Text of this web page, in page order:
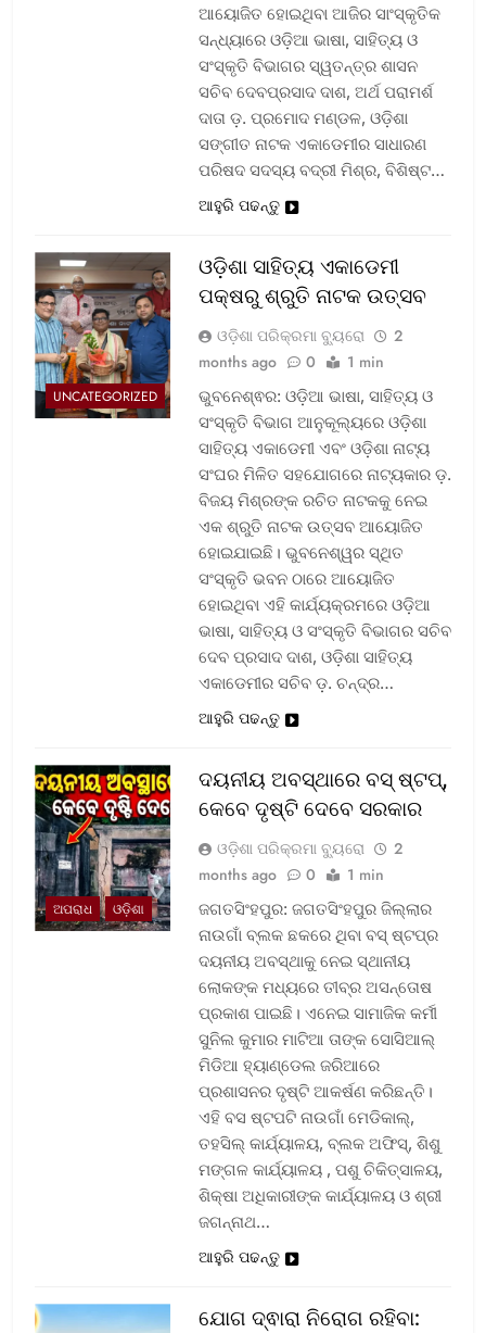
ଆୟୋଜିତ ହୋଇଥିବା ଆଜିର ସାଂସ୍କୃତିକ
ସନ୍ଧ୍ୟାରେ ଓଡ଼ିଆ ଭାଷା, ସାହିତ୍ୟ ଓ
ସଂସ୍କୃତି ବିଭାଗର ସ୍ୱତନ୍ତ୍ର ଶାସନ
ସଚିବ ଦେବପ୍ରସାଦ ଦାଶ, ଅର୍ଥ ପରାମର୍ଶ
ଦାତା ଡ଼. ପ୍ରମୋଦ ମଣ୍ଡଳ, ଓଡ଼ିଶା
ସଙ୍ଗୀତ ନାଟକ ଏକାଡେମୀର ସାଧାରଣ
ପରିଷଦ ସଦସ୍ୟ ବଦ୍ରୀ ମିଶ୍ର, ବିଶିଷ୍ଟ…
ଆହୁରି ପଢନ୍ତୁ
UNCATEGORIZED
ଓଡ଼ିଶା ସାହିତ୍ୟ ଏକାଡେମୀ
ପକ୍ଷରୁ ଶ୍ରୁତି ନାଟକ ଉତ୍ସବ
ଓଡ଼ିଶା ପରିକ୍ରମା ବ୍ୟୁରୋ
2
months ago
0 1 min
ଭୁବନେଶ୍ଵର: ଓଡ଼ିଆ ଭାଷା, ସାହିତ୍ୟ ଓ
ସଂସ୍କୃତି ବିଭାଗ ଆନୁକୂଲ୍ୟରେ ଓଡ଼ିଶା
ସାହିତ୍ୟ ଏକାଡେମୀ ଏବଂ ଓଡ଼ିଶା ନାଟ୍ୟ
ସଂଘର ମିଳିତ ସହଯୋଗରେ ନାଟ୍ୟକାର ଡ଼.
ବିଜୟ ମିଶ୍ରଙ୍କ ରଚିତ ନାଟକକୁ ନେଇ
ଏକ ଶ୍ରୁତି ନାଟକ ଉତ୍ସବ ଆୟୋଜିତ
ହୋଇଯାଇଛି। ଭୁବନେଶ୍ୱର ସ୍ଥିତ
ସଂସ୍କୃତି ଭବନ ଠାରେ ଆୟୋଜିତ
ହୋଇଥିବା ଏହି କାର୍ଯ୍ୟକ୍ରମରେ ଓଡ଼ିଆ
ଭାଷା, ସାହିତ୍ୟ ଓ ସଂସ୍କୃତି ବିଭାଗର ସଚିବ
ଦେବ ପ୍ରସାଦ ଦାଶ, ଓଡ଼ିଶା ସାହିତ୍ୟ
ଏକାଡେମୀର ସଚିବ ଡ଼. ଚନ୍ଦ୍ର…
ଆହୁରି ପଢନ୍ତୁ
ଅପରାଧ ଓଡ଼ିଶା
ଦୟନୀୟ ଅବସ୍ଥାରେ ବସ୍‌ ଷ୍ଟପ୍‌,
କେବେ ଦୃଷ୍ଟି ଦେବେ ସରକାର
ଓଡ଼ିଶା ପରିକ୍ରମା ବ୍ୟୁରୋ
2
months ago
0 1 min
ଜଗତସିଂହପୁର: ଜଗତସିଂହପୁର ଜିଲ୍ଲାର
ନାଉଗାଁ ବ୍ଲକ ଛକରେ ଥିବା ବସ୍‌ ଷ୍ଟପ୍‌ର
ଦୟନୀୟ ଅବସ୍ଥାକୁ ନେଇ ସ୍ଥାନୀୟ
ଲୋକଙ୍କ ମଧ୍ୟରେ ତୀବ୍ର ଅସନ୍ତୋଷ
ପ୍ରକାଶ ପାଇଛି। ଏନେଇ ସାମାଜିକ କର୍ମୀ
ସୁନିଲ କୁମାର ମାଟିଆ ତାଙ୍କ ସୋସିଆଲ୍‌
ମିଡିଆ ହ୍ୟାଣ୍ଡେଲ ଜରିଆରେ
ପ୍ରଶାସନର ଦୃଷ୍ଟି ଆକର୍ଷଣ କରିଛନ୍ତି।
ଏହି ବସ ଷ୍ଟପଟି ନାଉଗାଁ ମେଡିକାଲ୍‌,
ତହସିଲ୍‌ କାର୍ଯ୍ୟାଳୟ, ବ୍ଲକ ଅଫିସ୍‌, ଶିଶୁ
ମଙ୍ଗଳ କାର୍ଯ୍ୟାଳୟ , ପଶୁ ଚିକିତ୍ସାଳୟ,
ଶିକ୍ଷା ଅଧିକାରୀଙ୍କ କାର୍ଯ୍ୟାଳୟ ଓ ଶ୍ରୀ
ଜଗନ୍ନାଥ…
ଆହୁରି ପଢନ୍ତୁ
ଯୋଗ ଦ୍ଵାରା ନିରୋଗ ରହିବା: